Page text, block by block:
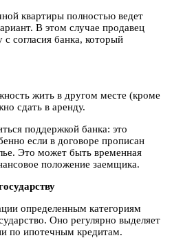
квартиры полностью ведет
В этом случае продавец
согласия банка, который
жить в другом месте (кроме
сдать в аренду.
поддержкой банка: это
если в договоре прописан
Это может быть временная
положение заемщика.
определенным категориям
Оно регулярно выделяет
по ипотечным кредитам.